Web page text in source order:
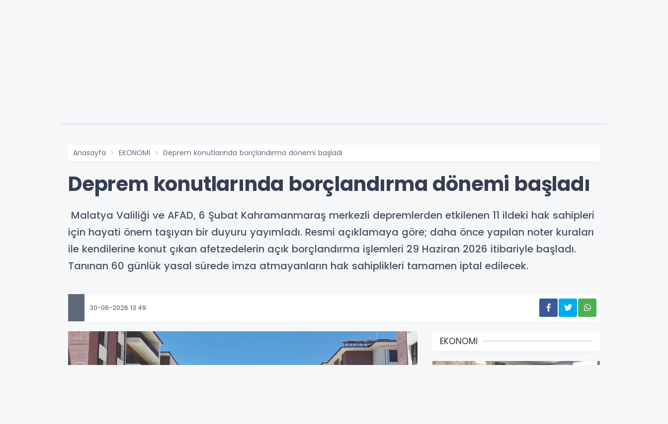
Anasayfa EKONOMİ Deprem konutlarında borçlandırma dönemi başladı
Deprem konutlarında borçlandırma dönemi başladı
Malatya Valiliği ve AFAD, 6 Şubat Kahramanmaraş merkezli depremlerden etkilenen 11 ildeki hak sahipleri
için hayati önem taşıyan bir duyuru yayımladı. Resmi açıklamaya göre; daha önce yapılan noter kuraları
ile kendilerine konut çıkan afetzedelerin açık borçlandırma işlemleri 29 Haziran 2026 itibariyle başladı.
Tanınan 60 günlük yasal sürede imza atmayanların hak sahiplikleri tamamen iptal edilecek.
30-06-2026 13:49
EKONOMİ